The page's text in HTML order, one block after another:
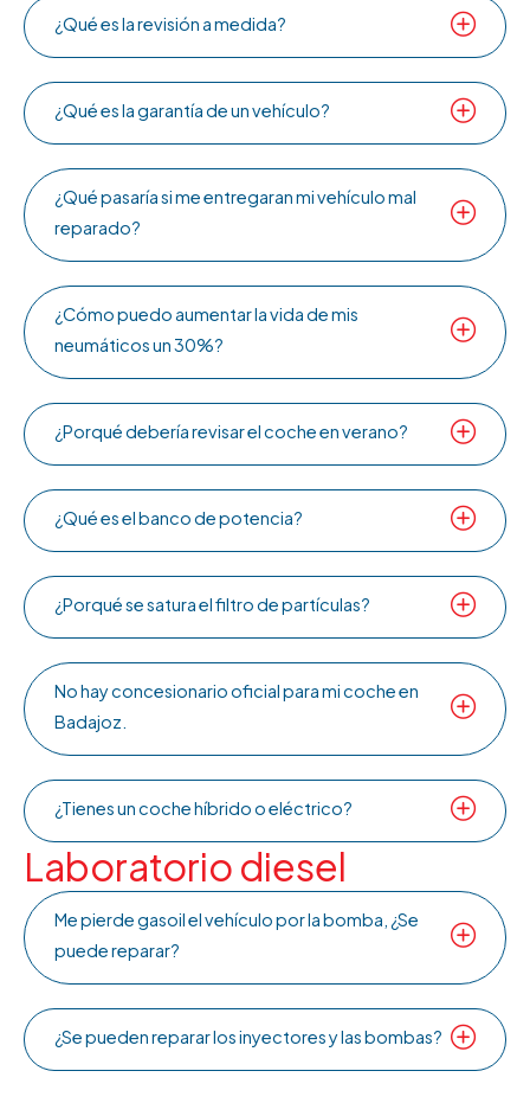
¿Qué es la revisión a medida?
¿Qué es la garantía de un vehículo?
¿Qué pasaría si me entregaran mi vehículo mal
reparado?
¿Cómo puedo aumentar la vida de mis
neumáticos un 30%?
¿Porqué debería revisar el coche en verano?
¿Qué es el banco de potencia?
¿Porqué se satura el filtro de partículas?
No hay concesionario oficial para mi coche en
Badajoz.
¿Tienes un coche híbrido o eléctrico?
Laboratorio diesel
Me pierde gasoil el vehículo por la bomba, ¿Se
puede reparar?
¿Se pueden reparar los inyectores y las bombas?